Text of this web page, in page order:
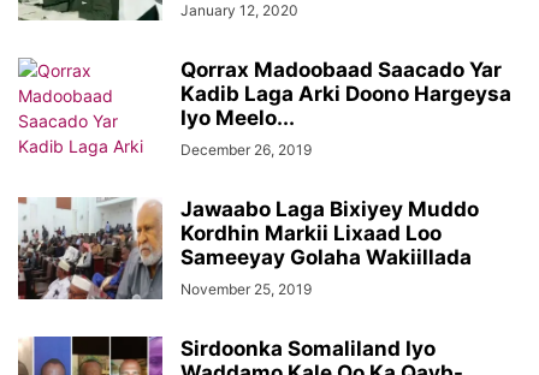
January 12, 2020
Qorrax Madoobaad Saacado Yar
Kadib Laga Arki Doono Hargeysa
Iyo Meelo...
December 26, 2019
Jawaabo Laga Bixiyey Muddo
Kordhin Markii Lixaad Loo
Sameeyay Golaha Wakiillada
November 25, 2019
Sirdoonka Somaliland Iyo